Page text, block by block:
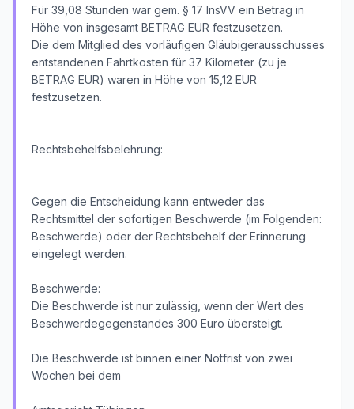
Für 39,08 Stunden war gem. § 17 InsVV ein Betrag in
Höhe von insgesamt BETRAG EUR festzusetzen.
Die dem Mitglied des vorläufigen Gläubigerausschusses
entstandenen Fahrtkosten für 37 Kilometer (zu je
BETRAG EUR) waren in Höhe von 15,12 EUR
festzusetzen.
Rechtsbehelfsbelehrung:
Gegen die Entscheidung kann entweder das
Rechtsmittel der sofortigen Beschwerde (im Folgenden:
Beschwerde) oder der Rechtsbehelf der Erinnerung
eingelegt werden.
Beschwerde:
Die Beschwerde ist nur zulässig, wenn der Wert des
Beschwerdegegenstandes 300 Euro übersteigt.
Die Beschwerde ist binnen einer Notfrist von zwei
Wochen bei dem